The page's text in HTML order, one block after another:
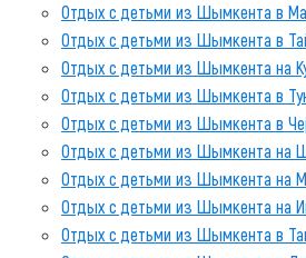
Отдых с детьми из Шымкента в
Отдых с детьми из Шымкента в
Отдых с детьми из Шымкента на
Отдых с детьми из Шымкента в
Отдых с детьми из Шымкента в
Отдых с детьми из Шымкента на
Отдых с детьми из Шымкента на
Отдых с детьми из Шымкента на
Отдых с детьми из Шымкента в